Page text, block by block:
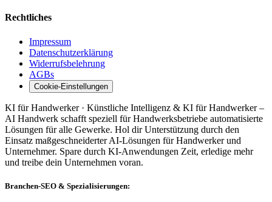
Rechtliches
Impressum
Datenschutzerklärung
Widerrufsbelehrung
AGBs
Cookie-Einstellungen
KI für Handwerker · Künstliche Intelligenz & KI für Handwerker –
AI Handwerk schafft speziell für Handwerksbetriebe automatisierte
Lösungen für alle Gewerke. Hol dir Unterstützung durch den
Einsatz maßgeschneiderter AI-Lösungen für Handwerker und
Unternehmer. Spare durch KI-Anwendungen Zeit, erledige mehr
und treibe dein Unternehmen voran.
Branchen-SEO & Spezialisierungen: